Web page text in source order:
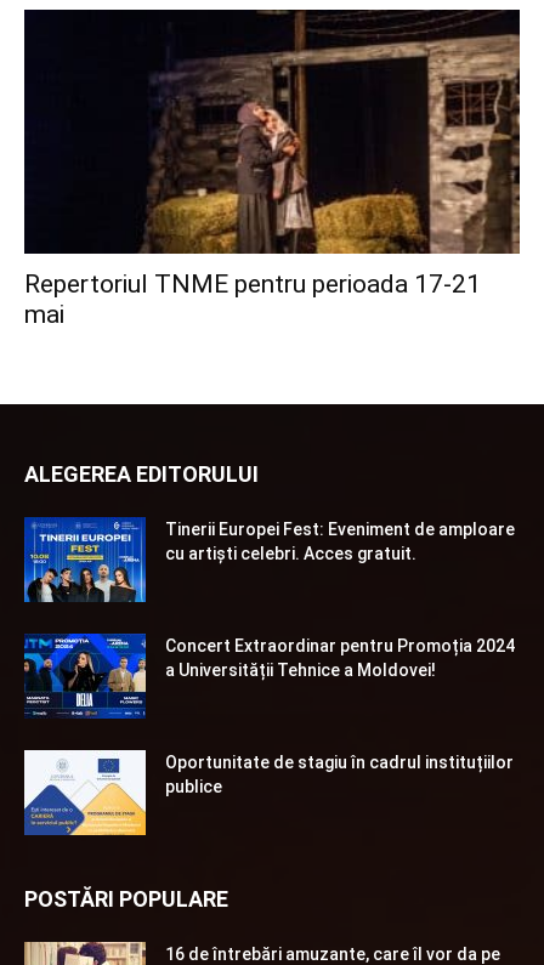
Repertoriul TNME pentru perioada 17-21
mai
ALEGEREA EDITORULUI
Tinerii Europei Fest: Eveniment de amploare
cu artiști celebri. Acces gratuit.
Concert Extraordinar pentru Promoția 2024
a Universității Tehnice a Moldovei!
Oportunitate de stagiu în cadrul instituțiilor
publice
POSTĂRI POPULARE
16 de întrebări amuzante, care îl vor da pe